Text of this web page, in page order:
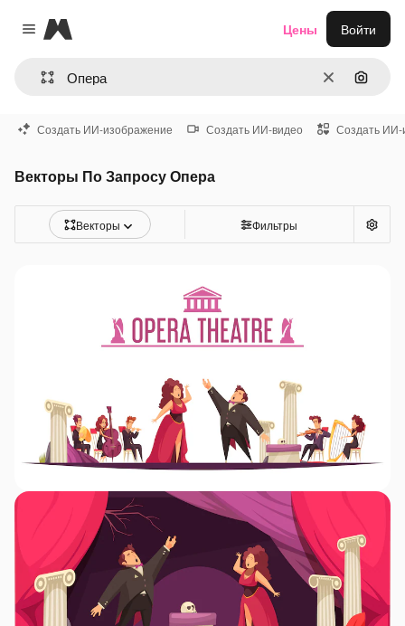
Close menu
Magnific
ОчиститьПоиск
Цены Войти
Создать ИИ-изображение Создать ИИ-видео Создать ИИ-
Векторы По Запросу Опера
Векторы Фильтры